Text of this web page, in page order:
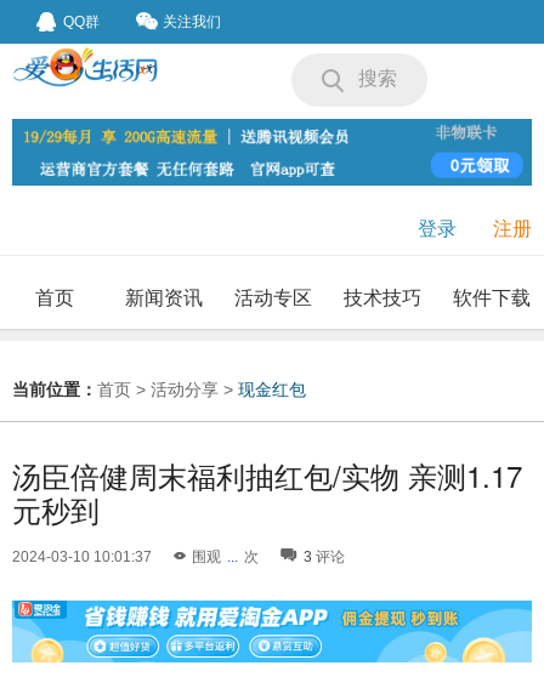
QQ群 关注我们
搜索
登录 注册
首页 新闻资讯 活动专区 技术技巧 软件下载
当前位置： 首页 > 活动分享 > 现金红包
汤臣倍健周末福利抽红包/实物 亲测1.17
元秒到
2024-03-10 10:01:37 围观 ... 次 3 评论